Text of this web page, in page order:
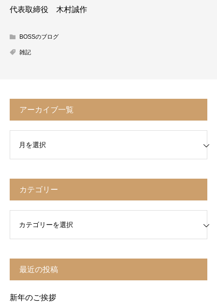
代表取締役 木村誠作
BOSSのブログ
雑記
アーカイブ一覧
カテゴリー
最近の投稿
新年のご挨拶